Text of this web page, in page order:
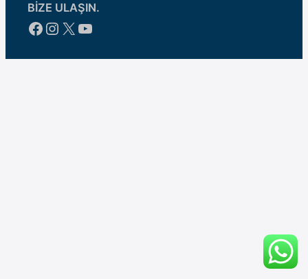
BİZE ULAŞIN.
Facebook
Instagram
X YouTube